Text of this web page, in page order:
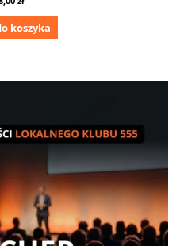
koszyka